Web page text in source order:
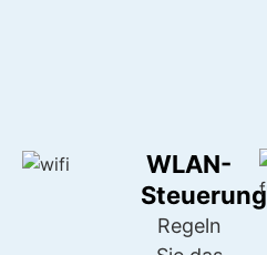
WLAN-
Steuerung
Regeln